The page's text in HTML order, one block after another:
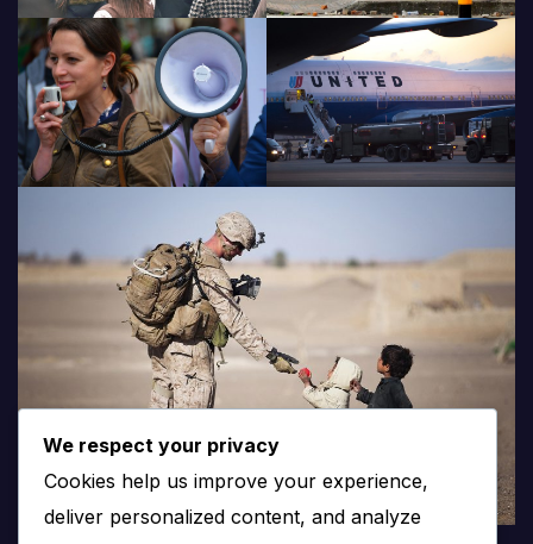
We respect your privacy
Cookies help us improve your experience,
deliver personalized content, and analyze